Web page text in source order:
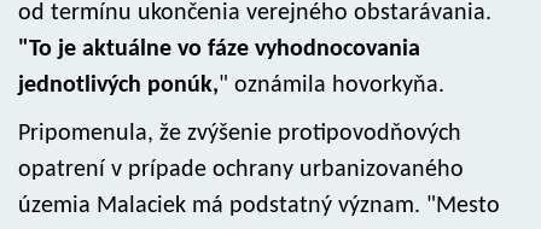
od termínu ukončenia verejného obstarávania.
"To je aktuálne vo fáze vyhodnocovania
jednotlivých ponúk," oznámila hovorkyňa.
Pripomenula, že zvýšenie protipovodňových
opatrení v prípade ochrany urbanizovaného
územia Malaciek má podstatný význam. "Mesto